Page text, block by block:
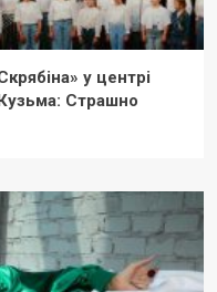
у центрі
Страшно